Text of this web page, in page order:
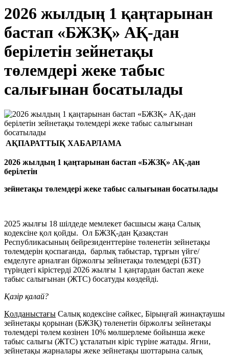
2026 жылдың 1 қаңтарынан
бастап «БЖЗҚ» АҚ-дан
берілетін зейнетақы
төлемдері жеке табыс
салығынан босатылады
АҚПАРАТТЫҚ ХАБАРЛАМА
2026 жылдың 1 қаңтарынан бастап «БЖЗҚ» АҚ-дан
берілетін
зейнетақы төлемдері жеке табыс салығынан босатылады
2025 жылғы 18 шілдеде мемлекет басшысы жаңа Салық
кодексіне қол қойды. Ол БЖЗҚ-дан Қазақстан
Республикасының бейрезиденттеріне төленетін зейнетақы
төлемдерін қоспағанда, барлық табыстар, тұрғын үйге/
емделуге арналған біржолғы зейнетақы төлемдері (БЗТ)
түріндегі кірістерді 2026 жылғы 1 қаңтардан бастап жеке
табыс салығынан (ЖТС) босатуды көздейді.
Қазір қалай?
Қолданыстағы Салық кодексіне сәйкес, Бірыңғай жинақтаушы
зейнетақы қорынан (БЖЗҚ) төленетін біржолғы зейнетақы
төлемдері төлем көзінен 10% мөлшерлеме бойынша жеке
табыс салығы (ЖТС) ұсталатын кіріс түріне жатады. Яғни,
зейнетақы жарналары жеке зейнетақы шоттарына салық